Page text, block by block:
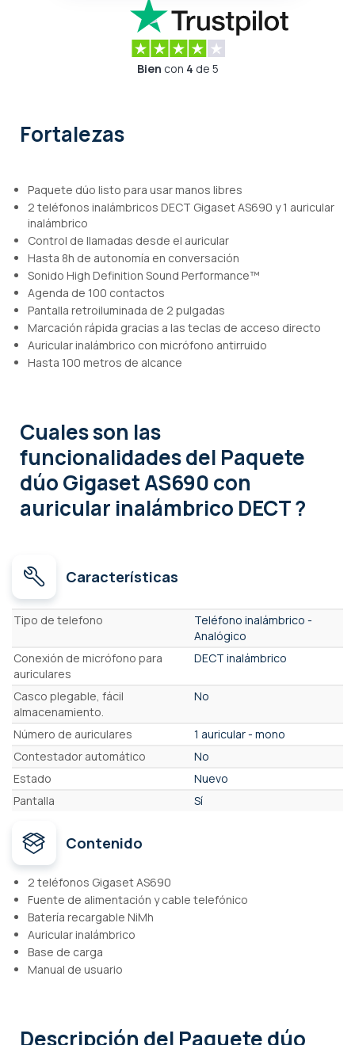
Bien con 4 de 5
Fortalezas
Paquete dúo listo para usar manos libres
2 teléfonos inalámbricos DECT Gigaset AS690 y 1 auricular
inalámbrico
Control de llamadas desde el auricular
Hasta 8h de autonomía en conversación
Sonido High Definition Sound Performance™
Agenda de 100 contactos
Pantalla retroiluminada de 2 pulgadas
Marcación rápida gracias a las teclas de acceso directo
Auricular inalámbrico con micrófono antirruido
Hasta 100 metros de alcance
Cuales son las
funcionalidadesdel Paquete
dúo Gigaset AS690 con
auricular inalámbrico DECT ?
Características
Características
Tipo de telefono
Teléfono inalámbrico -
Analógico
Conexión de micrófono para
auriculares
DECT inalámbrico
Casco plegable, fácil
almacenamiento.
No
Número de auriculares
1 auricular - mono
Contestador automático
No
Estado
Nuevo
Pantalla
Sí
Contenido
2 teléfonos Gigaset AS690
Fuente de alimentación y cable telefónico
Batería recargable NiMh
Auricular inalámbrico
Base de carga
Manual de usuario
Descripción del Paquete dúo